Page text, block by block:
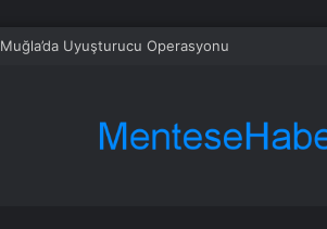
Muğla’da Uyuşturucu Operasyonu